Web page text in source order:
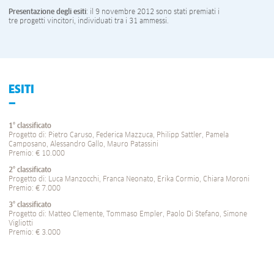
Presentazione degli esiti: il 9 novembre 2012 sono stati premiati i
tre progetti vincitori, individuati tra i 31 ammessi.
ESITI
1° classificato
Progetto di: Pietro Caruso, Federica Mazzuca, Philipp Sattler, Pamela
Camposano, Alessandro Gallo, Mauro Patassini
Premio: € 10.000
2° classificato
Progetto di: Luca Manzocchi, Franca Neonato, Erika Cormio, Chiara Moroni
Premio: € 7.000
3° classificato
Progetto di: Matteo Clemente, Tommaso Empler, Paolo Di Stefano, Simone
Vigliotti
Premio: € 3.000